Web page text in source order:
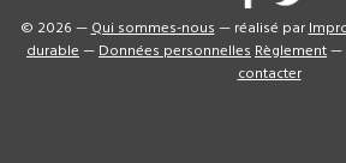
© 2026 —Qui sommes-nous— réalisé par
durable—Données personnellesRèglement—
contacter